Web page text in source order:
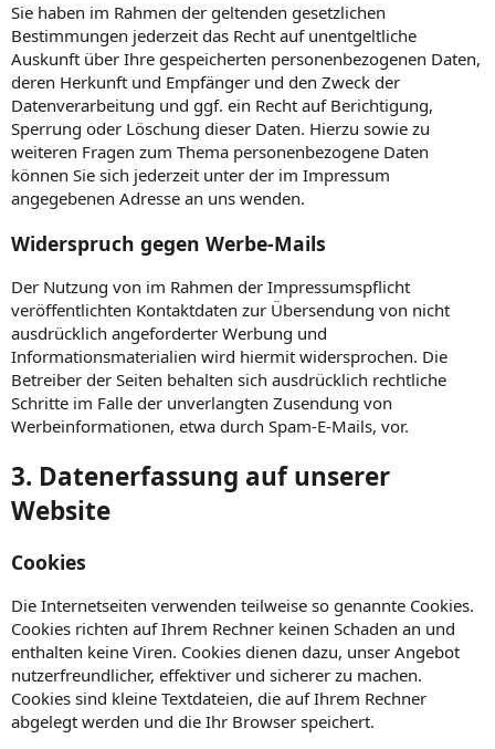
Sie haben im Rahmen der geltenden gesetzlichen
Bestimmungen jederzeit das Recht auf unentgeltliche
Auskunft über Ihre gespeicherten personenbezogenen Daten,
deren Herkunft und Empfänger und den Zweck der
Datenverarbeitung und ggf. ein Recht auf Berichtigung,
Sperrung oder Löschung dieser Daten. Hierzu sowie zu
weiteren Fragen zum Thema personenbezogene Daten
können Sie sich jederzeit unter der im Impressum
angegebenen Adresse an uns wenden.
Widerspruch gegen Werbe-Mails
Der Nutzung von im Rahmen der Impressumspflicht
veröffentlichten Kontaktdaten zur Übersendung von nicht
ausdrücklich angeforderter Werbung und
Informationsmaterialien wird hiermit widersprochen. Die
Betreiber der Seiten behalten sich ausdrücklich rechtliche
Schritte im Falle der unverlangten Zusendung von
Werbeinformationen, etwa durch Spam-E-Mails, vor.
3. Datenerfassung auf unserer
Website
Cookies
Die Internetseiten verwenden teilweise so genannte Cookies.
Cookies richten auf Ihrem Rechner keinen Schaden an und
enthalten keine Viren. Cookies dienen dazu, unser Angebot
nutzerfreundlicher, effektiver und sicherer zu machen.
Cookies sind kleine Textdateien, die auf Ihrem Rechner
abgelegt werden und die Ihr Browser speichert.